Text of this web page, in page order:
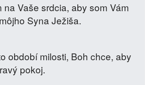
na Vaše srdcia, aby som Vám
Syna Ježiša.
období milosti, Boh chce, aby
pokoj.